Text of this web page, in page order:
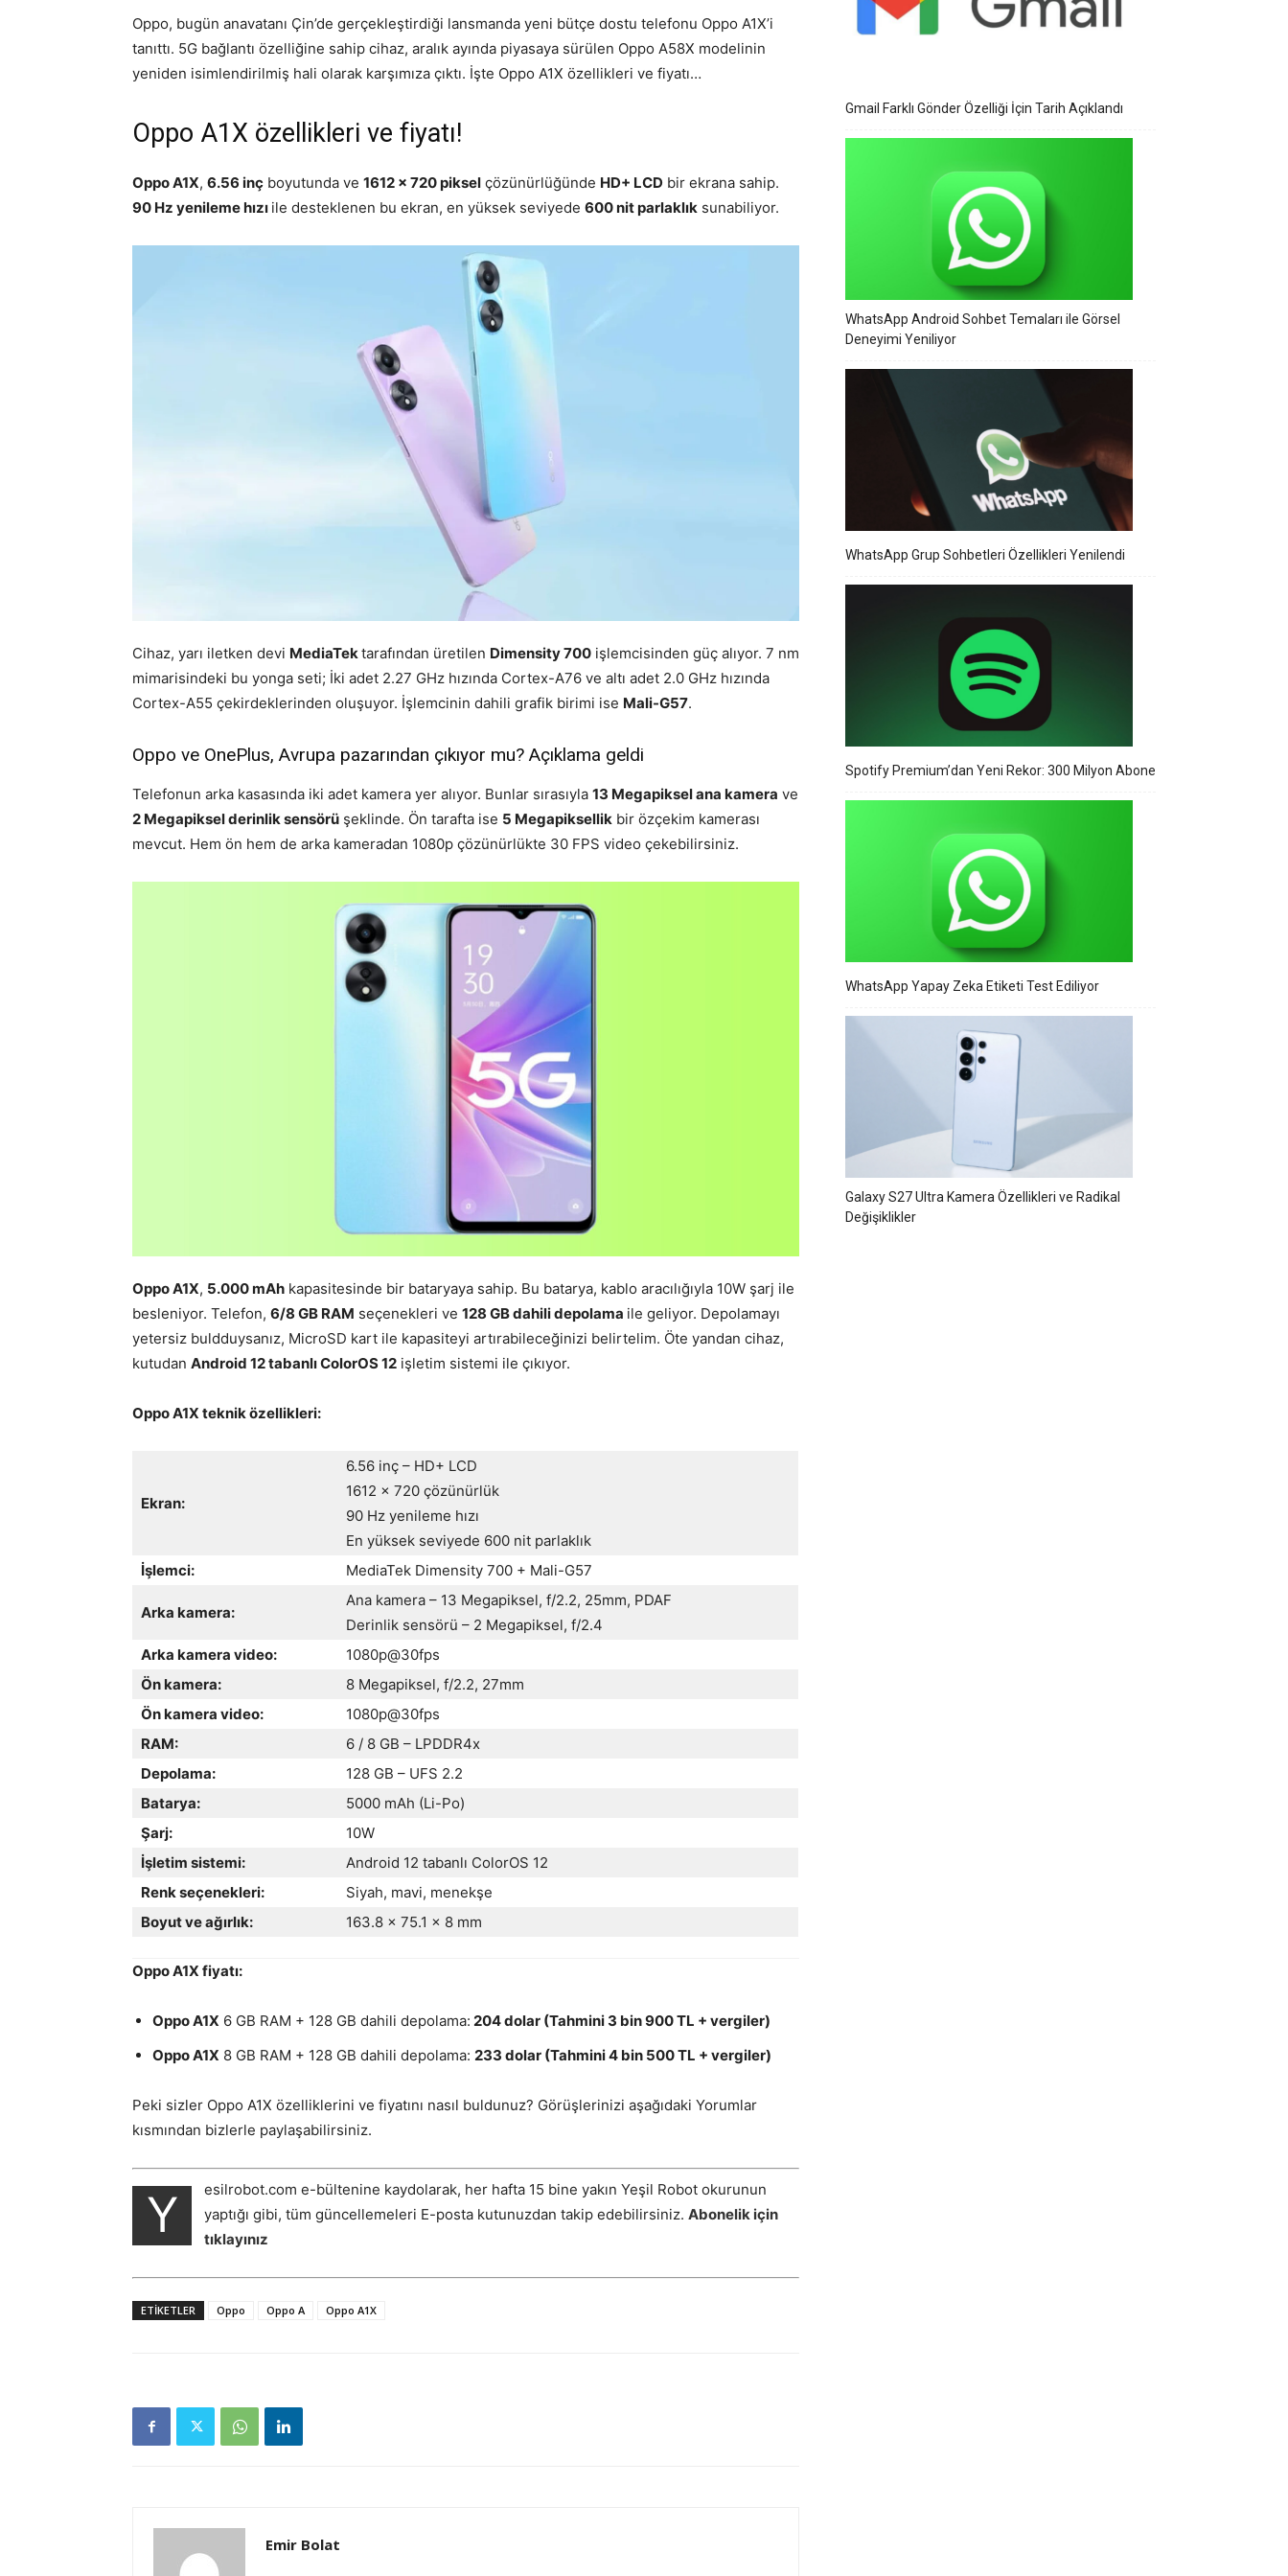
Oppo, bugün anavatanı Çin’de gerçekleştirdiği lansmanda yeni bütçe dostu telefonu Oppo A1X’i
tanıttı. 5G bağlantı özelliğine sahip cihaz, aralık ayında piyasaya sürülen Oppo A58X modelinin
yeniden isimlendirilmiş hali olarak karşımıza çıktı. İşte Oppo A1X özellikleri ve fiyatı…
Oppo A1X özellikleri ve fiyatı!
Oppo A1X, 6.56 inç boyutunda ve 1612 x 720 piksel çözünürlüğünde HD+ LCD bir ekrana sahip.
90 Hz yenileme hızı ile desteklenen bu ekran, en yüksek seviyede 600 nit parlaklık sunabiliyor.
Cihaz, yarı iletken devi MediaTek tarafından üretilen Dimensity 700 işlemcisinden güç alıyor. 7 nm
mimarisindeki bu yonga seti; İki adet 2.27 GHz hızında Cortex-A76 ve altı adet 2.0 GHz hızında
Cortex-A55 çekirdeklerinden oluşuyor. İşlemcinin dahili grafik birimi ise Mali-G57.
Oppo ve OnePlus, Avrupa pazarından çıkıyor mu? Açıklama geldi
Telefonun arka kasasında iki adet kamera yer alıyor. Bunlar sırasıyla 13 Megapiksel ana kamera ve
2 Megapiksel derinlik sensörü şeklinde. Ön tarafta ise 5 Megapiksellik bir özçekim kamerası
mevcut. Hem ön hem de arka kameradan 1080p çözünürlükte 30 FPS video çekebilirsiniz.
Oppo A1X, 5.000 mAh kapasitesinde bir bataryaya sahip. Bu batarya, kablo aracılığıyla 10W şarj ile
besleniyor. Telefon, 6/8 GB RAM seçenekleri ve 128 GB dahili depolama ile geliyor. Depolamayı
yetersiz buldduysanız, MicroSD kart ile kapasiteyi artırabileceğinizi belirtelim. Öte yandan cihaz,
kutudan Android 12 tabanlı ColorOS 12 işletim sistemi ile çıkıyor.
Oppo A1X teknik özellikleri:
Ekran:
6.56 inç – HD+ LCD
1612 x 720 çözünürlük
90 Hz yenileme hızı
En yüksek seviyede 600 nit parlaklık
İşlemci:
MediaTek Dimensity 700 + Mali-G57
Arka kamera:
Ana kamera – 13 Megapiksel, f/2.2, 25mm, PDAF
Derinlik sensörü – 2 Megapiksel, f/2.4
Arka kamera video:
1080p@30fps
Ön kamera:
8 Megapiksel, f/2.2, 27mm
Ön kamera video:
1080p@30fps
RAM:
6 / 8 GB – LPDDR4x
Depolama:
128 GB – UFS 2.2
Batarya:
5000 mAh (Li-Po)
Şarj:
10W
İşletim sistemi:
Android 12 tabanlı ColorOS 12
Renk seçenekleri:
Siyah, mavi, menekşe
Boyut ve ağırlık:
163.8 x 75.1 x 8 mm
Oppo A1X fiyatı:
Oppo A1X 6 GB RAM + 128 GB dahili depolama: 204 dolar (Tahmini 3 bin 900 TL + vergiler)
Oppo A1X 8 GB RAM + 128 GB dahili depolama: 233 dolar (Tahmini 4 bin 500 TL + vergiler)
Peki sizler Oppo A1X özelliklerini ve fiyatını nasıl buldunuz? Görüşlerinizi aşağıdaki Yorumlar
kısmından bizlerle paylaşabilirsiniz.
Y
esilrobot.com e-bültenine kaydolarak, her hafta 15 bine yakın Yeşil Robot okurunun
yaptığı gibi, tüm güncellemeleri E-posta kutunuzdan takip edebilirsiniz. Abonelik için
tıklayınız
ETIKETLER Oppo Oppo A Oppo A1X
Emir Bolat
Gmail Farklı Gönder Özelliği İçin Tarih Açıklandı
WhatsApp Android Sohbet Temaları ile Görsel
Deneyimi Yeniliyor
WhatsApp Grup Sohbetleri Özellikleri Yenilendi
Spotify Premium’dan Yeni Rekor: 300 Milyon Abone
WhatsApp Yapay Zeka Etiketi Test Ediliyor
Galaxy S27 Ultra Kamera Özellikleri ve Radikal
Değişiklikler